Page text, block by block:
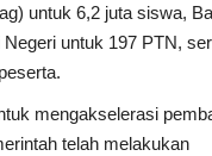
untuk 6,2 juta siswa,
Negeri untuk 197 PTN,
mengakselerasi
telah melakukan